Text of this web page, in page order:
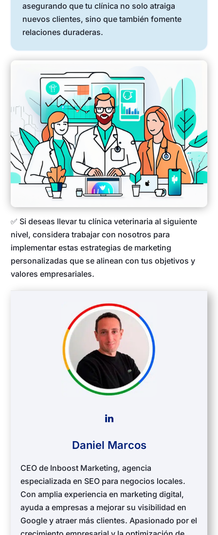
asegurando que tu clínica no solo atraiga
nuevos clientes, sino que también fomente
relaciones duraderas.
✅ Si deseas llevar tu clínica veterinaria al siguiente
nivel, considera trabajar con nosotros para
implementar estas estrategias de marketing
personalizadas que se alinean con tus objetivos y
valores empresariales.
Daniel Marcos
CEO de Inboost Marketing, agencia
especializada en SEO para negocios locales.
Con amplia experiencia en marketing digital,
ayuda a empresas a mejorar su visibilidad en
Google y atraer más clientes. Apasionado por el